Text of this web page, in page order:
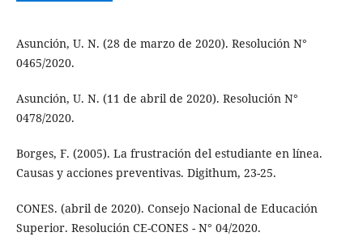
Asunción, U. N. (28 de marzo de 2020). Resolución N°
0465/2020.
Asunción, U. N. (11 de abril de 2020). Resolución N°
0478/2020.
Borges, F. (2005). La frustración del estudiante en línea.
Causas y acciones preventivas. Digithum, 23-25.
CONES. (abril de 2020). Consejo Nacional de Educación
Superior. Resolución CE-CONES - N° 04/2020.